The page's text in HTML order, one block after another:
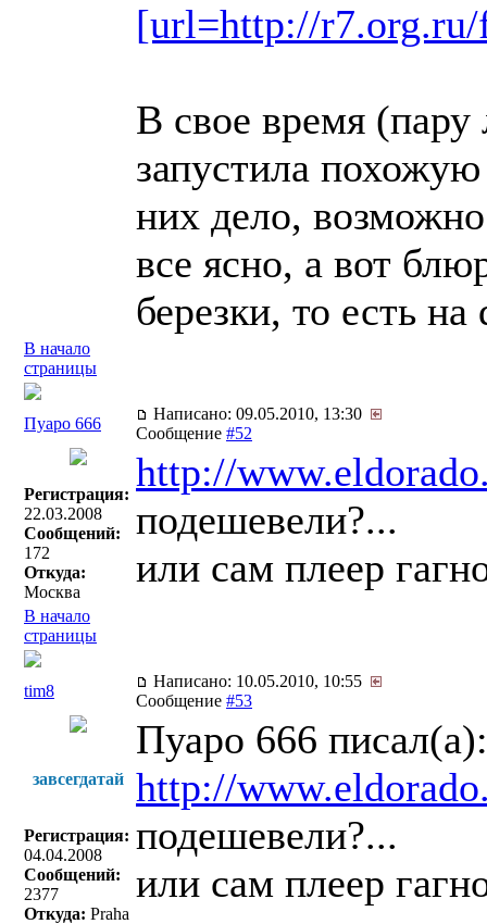
[url=http://r7.org.ru/
В свое время (пару
запустила
них дело,
все ясно, а вот
березки, то есть
В начало
страницы
Пуаро 666
Написано: 09.05.2010, 13:30
Сообщение #52
Регистрация:
22.03.2008
Сообщений:
172
Откуда:
Москва
http://
подешевели?...
или сам плеер
В начало
страницы
tim8
Написано: 10.05.2010, 10:55
Сообщение #53
завсегдатай
Регистрация:
04.04.2008
Сообщений:
2377
Откуда: Praha
Пуаро 666 писал(a):
http://
подешевели?...
или сам плеер